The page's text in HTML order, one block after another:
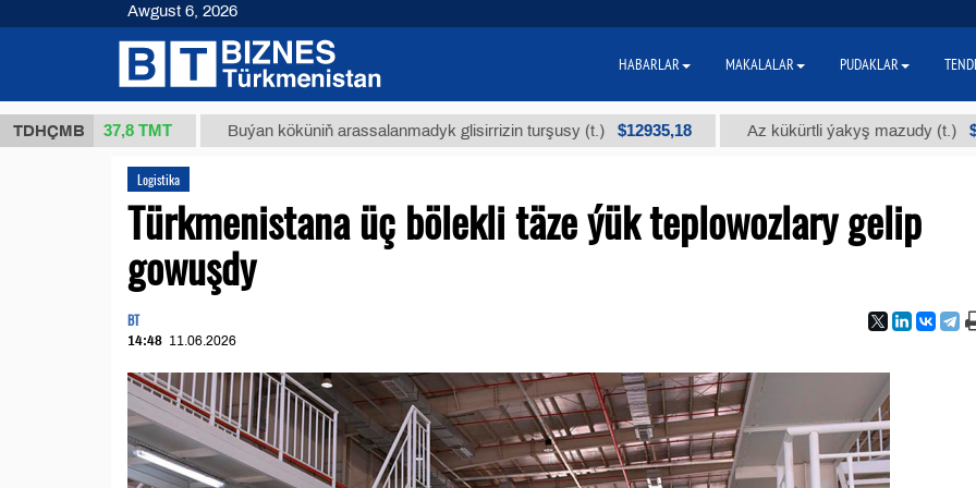
TDHÇMB
37,8 ТМТ Buýan köküniň arassalanmadyk glisirrizin turşusy (t.) $12935,18 Az kükürtli ýakyş mazudy (t.) $300
Logistika
Türkmenistana üç bölekli täze ýük teplowozlary gelip
gowuşdy
BT
14:48 11.06.2026
Awgust 6, 2026
HABARLAR MAKALALAR PUDAKLAR